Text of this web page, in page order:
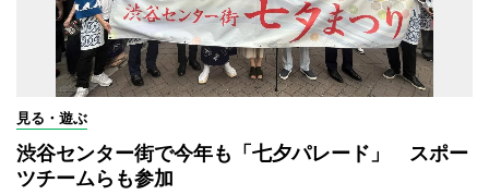
見る・遊ぶ
渋谷センター街で今年も「七夕パレード」 スポー
ツチームらも参加